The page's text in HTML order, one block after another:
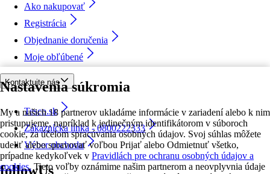
Nastavenia súkromia
My a našich 18 partnerov ukladáme informácie v zariadení alebo k nim
pristupujeme, napríklad k jedinečným identifikátorom v súboroch
cookie, za účelom spracúvania osobných údajov. Svoj súhlas môžete
udeliť alebo spravovať voľbou Prijať alebo Odmietnuť všetko,
prípadne kedykoľvek v Pravidlách pre ochranu osobných údajov a
cookies. Tieto voľby oznámime našim partnerom a neovplyvnia údaje
Ako nakupovať
Registrácia
Objednanie doručenia
Moje obľúbené
Kontaktujte nás
Tesco.sk
Zákaznícka linka - 0800222333
Výber obchodu
followUs